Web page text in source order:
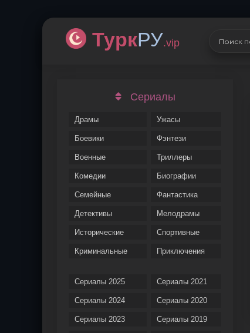
ТуркРУ.vip
Сериалы
Драмы
Боевики
Военные
Комедии
Семейные
Детективы
Исторические
Криминальные
Ужасы
Фэнтези
Триллеры
Биографии
Фантастика
Мелодрамы
Спортивные
Приключения
Сериалы 2025
Сериалы 2024
Сериалы 2023
Сериалы 2021
Сериалы 2020
Сериалы 2019